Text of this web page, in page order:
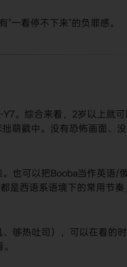
"一看停不下来"的负罪感。
。综合来看，2岁以上就可
萌戳中。没有恐怖画面、
也可以把Booba当作英语/
西语系语境下的常用节奏
够热吐司），可以在看的